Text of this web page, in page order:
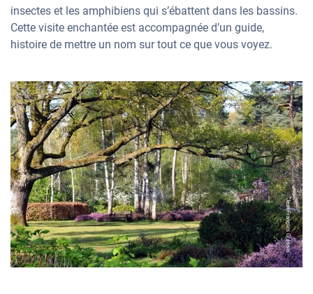
Jean-François Grossin
insectes et les amphibiens qui s’ébattent dans les bassins.
Cette visite enchantée est accompagnée d’un guide,
histoire de mettre un nom sur tout ce que vous voyez.